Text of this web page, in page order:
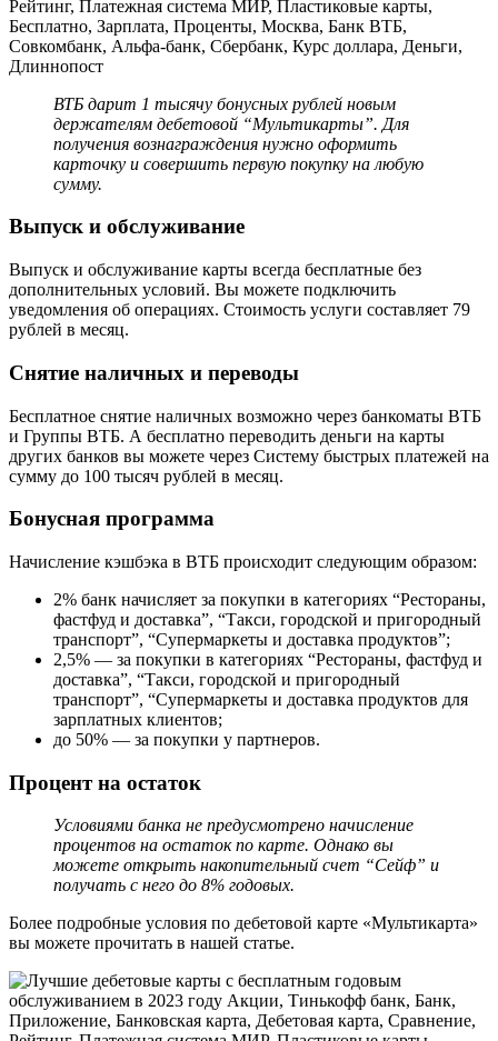
ВТБ дарит 1 тысячу бонусных рублей новым
держателям дебетовой “Мультикарты”. Для
получения вознаграждения нужно оформить
карточку и совершить первую покупку на любую
сумму.
Выпуск и обслуживание
Выпуск и обслуживание карты всегда бесплатные без
дополнительных условий. Вы можете подключить
уведомления об операциях. Стоимость услуги составляет 79
рублей в месяц.
Снятие наличных и переводы
Бесплатное снятие наличных возможно через банкоматы ВТБ
и Группы ВТБ. А бесплатно переводить деньги на карты
других банков вы можете через Систему быстрых платежей на
сумму до 100 тысяч рублей в месяц.
Бонусная программа
Начисление кэшбэка в ВТБ происходит следующим образом:
2% банк начисляет за покупки в категориях “Рестораны,
фастфуд и доставка”, “Такси, городской и пригородный
транспорт”, “Супермаркеты и доставка продуктов”;
2,5% — за покупки в категориях “Рестораны, фастфуд и
доставка”, “Такси, городской и пригородный
транспорт”, “Супермаркеты и доставка продуктов для
зарплатных клиентов;
до 50% — за покупки у партнеров.
Процент на остаток
Условиями банка не предусмотрено начисление
процентов на остаток по карте. Однако вы
можете открыть накопительный счет “Сейф” и
получать с него до 8% годовых.
Более подробные условия по дебетовой карте «Мультикарта»
вы можете прочитать в нашей статье.